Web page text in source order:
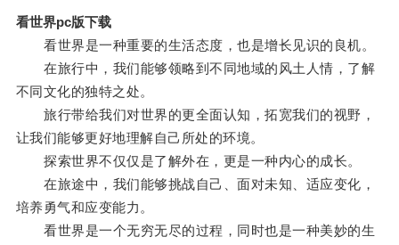
看世界pc版下载
看世界是一种重要的生活态度，也是增长见识的良机。
在旅行中，我们能够领略到不同地域的风土人情，了解
不同文化的独特之处。
旅行带给我们对世界的更全面认知，拓宽我们的视野，
让我们能够更好地理解自己所处的环境。
探索世界不仅仅是了解外在，更是一种内心的成长。
在旅途中，我们能够挑战自己、面对未知、适应变化，
培养勇气和应变能力。
看世界是一个无穷无尽的过程，同时也是一种美妙的生